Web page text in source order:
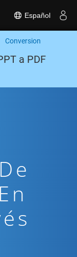
Español
Conversion
a PDF